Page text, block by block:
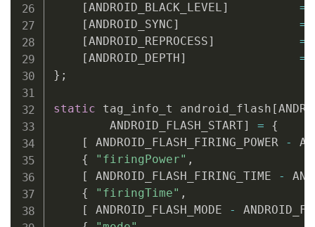
[ANDROID_BLACK_LEVEL] =
[ANDROID_SYNC] =
[ANDROID_REPROCESS] =
[ANDROID_DEPTH] =
} ;
static tag_info_t android_flash [
        ANDROID_FLASH_START
] =
{
[
ANDROID_FLASH_FIRING_POWER -
{
"firingPower" ,
[
ANDROID_FLASH_FIRING_TIME -
{
"firingTime" ,
[
ANDROID_FLASH_MODE -